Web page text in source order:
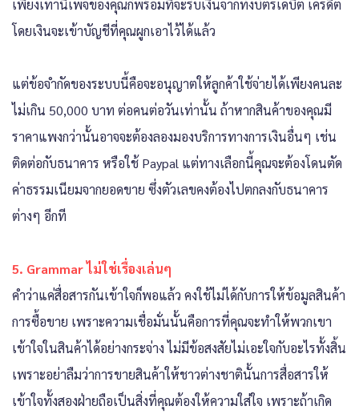
เพียงเท่านี้เพจของคุณก็พร้อมที่จะรับเงินจากทั้งบัตรเดบิต เครดิต
โดยเงินจะเข้าบัญชีที่คุณผูกเอาไว้ได้แล้ว
แต่ข้อจำกัดของระบบนี้คือจะอนุญาตให้ลูกค้าใช้จ่ายได้เพียงคนละ
ไม่เกิน 50,000 บาท ต่อคนต่อวันเท่านั้น ถ้าหากสินค้าของคุณมี
ราคาแพงกว่านั้นอาจจะต้องลองมองบริการทางการเงินอื่นๆ เช่น
ติดต่อกับธนาคาร หรือใช้ Paypal แต่ทางเลือกนี้คุณจะต้องโดนตัด
ค่าธรรมเนียมจากยอดขาย ซึ่งตัวเลขคงต้องไปตกลงกับธนาคาร
ต่างๆ อีกที
5. Grammar ไม่ใช่เรื่องเล่นๆ
คำว่าแค่สื่อสารกันเข้าใจก็พอแล้ว คงใช้ไม่ได้กับการให้ข้อมูลสินค้า
การซื้อขาย เพราะความเชื่อมั่นนั้นคือการที่คุณจะทำให้พวกเขา
เข้าใจในสินค้าได้อย่างกระจ่าง ไม่มีข้อสงสัยไม่เอะใจกับอะไรทั้งสิ้น
เพราะอย่าลืมว่าการขายสินค้าให้ชาวต่างชาตินั้นการสื่อสารให้
เข้าใจทั้งสองฝ่ายถือเป็นสิ่งที่คุณต้องให้ความใส่ใจ เพราะถ้าเกิด